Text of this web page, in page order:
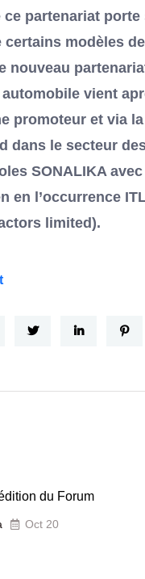
ce partenariat porte
certains modèles
nouveau
vient
promoteur et via
dans le secteur
SONALIKA
en l’occurrence
limited).
on
Nouvel
le
Tunisiedu Forum
Oct 20